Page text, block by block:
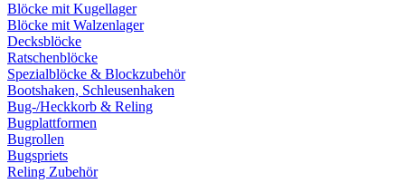
Blöcke mit Kugellager
Blöcke mit Walzenlager
Decksblöcke
Ratschenblöcke
Spezialblöcke & Blockzubehör
Bootshaken, Schleusenhaken
Bug-/Heckkorb & Reling
Bugplattformen
Bugrollen
Bugspriets
Reling Zubehör